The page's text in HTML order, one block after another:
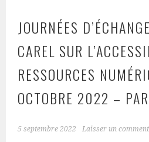
JOURNÉES
CAREL SUR
RESSOURCES
OCTOBRE 2022 –
5 septembre 2022 Laisser un